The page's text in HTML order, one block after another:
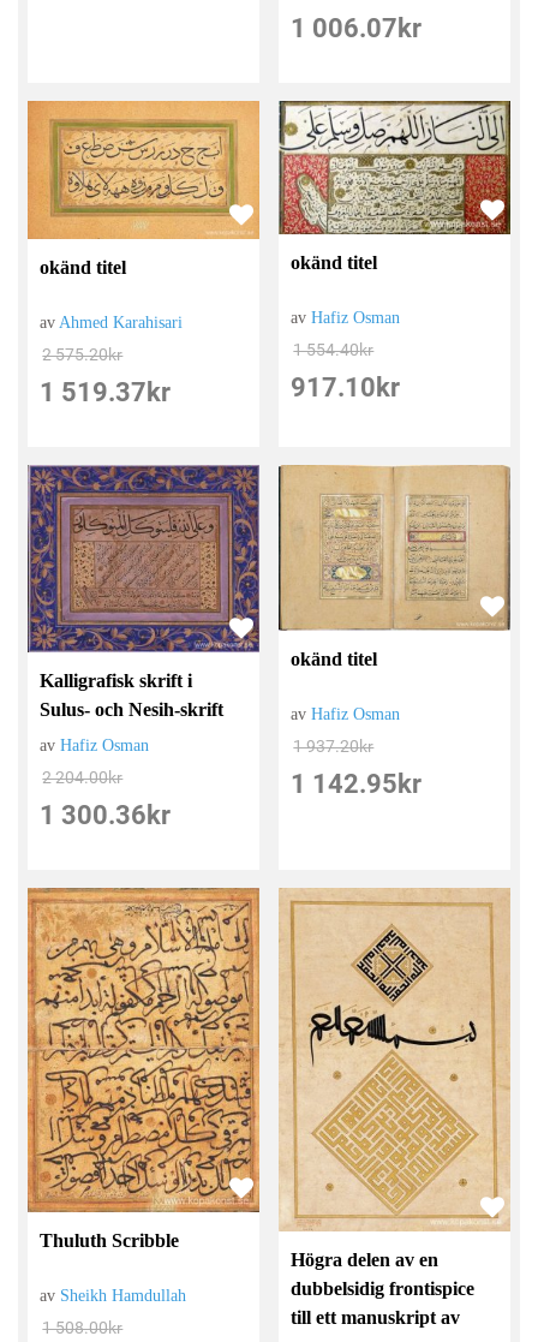
1 006.07 kr
okänd titel
avAhmed Karahisari
2 575.20kr
1 519.37 kr
okänd titel
avHafiz Osman
1 554.40kr
917.10 kr
Kalligrafisk skrift i
Sulus- och Nesih-skrift
avHafiz Osman
2 204.00kr
1 300.36 kr
okänd titel
avHafiz Osman
1 937.20kr
1 142.95 kr
Thuluth Scribble
av Sheikh Hamdullah
1 508.00kr
Högra delen av en
dubbelsidig frontispice
till ett manuskript av